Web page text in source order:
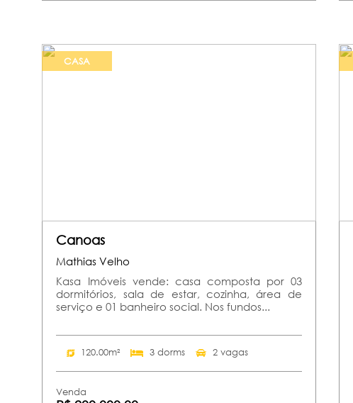
CASA
Canoas
Mathias Velho
Kasa Imóveis vende: casa composta por 03
dormitórios, sala de estar, cozinha, área de
serviço e 01 banheiro social. Nos fundos...
120.00m² 3 dorms 2 vagas
Venda